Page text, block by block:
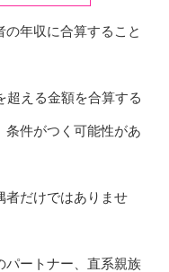
年収に合算すること
超える金額を合算する
条件がつく可能性があ
者だけではありませ
パートナー、直系親族